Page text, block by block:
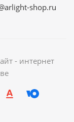
shop.ru
- интернет